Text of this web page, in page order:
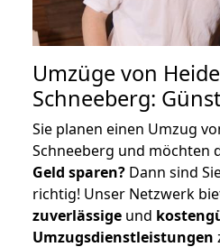
Umzüge von
Schneeberg:
Sie planen einen Umzug
Schneeberg und möchten
Geld sparen? Dann sind
richtig! Unser Netzwerk
zuverlässige und
Umzugsdienstleistungen